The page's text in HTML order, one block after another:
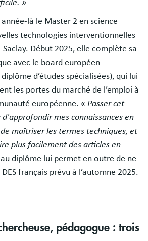
»
là le Master 2 en science
technologies interventionnelles
Saclay. Début 2025, elle complète sa
avec le board européen
d’études spécialisées), qui lui
les portes du marché de l’emploi à
européenne. « Passer cet
d'approfondir mes connaissances en
maîtriser les termes techniques, et
plus facilement des articles en
diplôme lui permet en outre de ne
français prévu à l’automne 2025.
pédagogue : trois